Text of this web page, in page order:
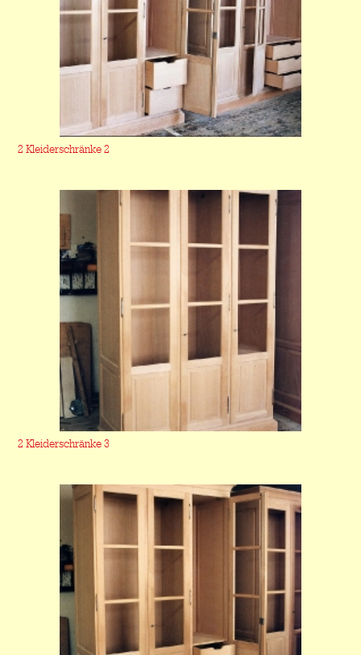
2 Kleiderschränke 2
2 Kleiderschränke 3